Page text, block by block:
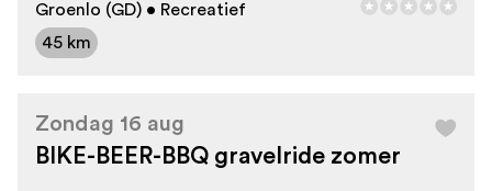
Groenlo (GD) • Recreatief
45 km
Zondag 16 aug
BIKE-BEER-BBQ gravelride zomer